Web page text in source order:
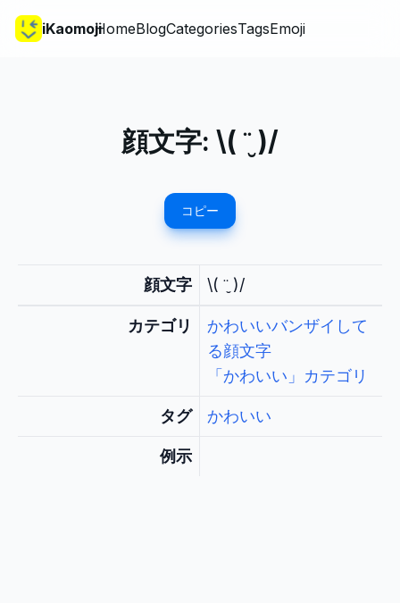
iKaomojiHomeBlogCategoriesTagsEmoji
顔文字: \( ¨̮ )/
コピー
顔文字 \( ¨̮ )/
カテゴリ
かわいいバンザイして
る顔文字
「かわいい」カテゴリ
タグ かわいい
例示